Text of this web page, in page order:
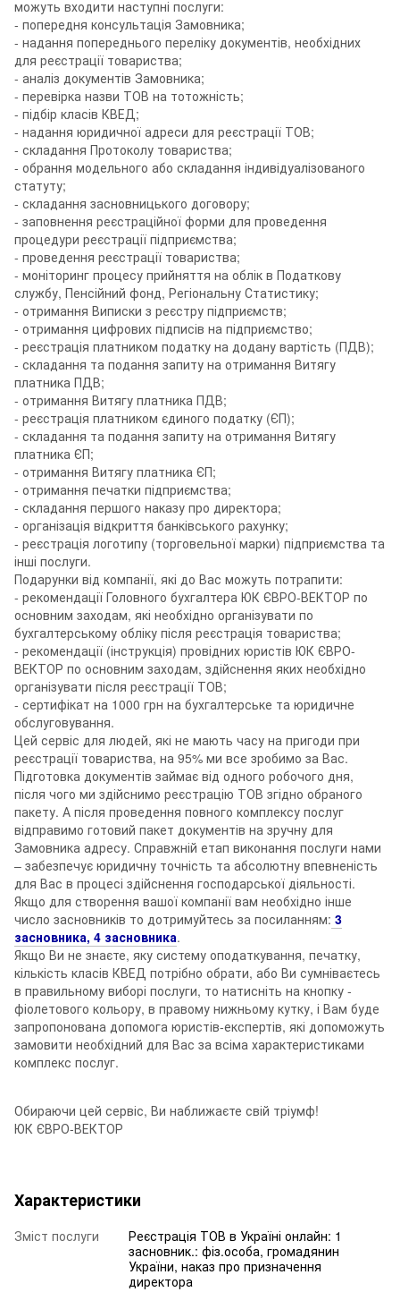
можуть входити наступні послуги:
- попередня консультація Замовника;
- надання попереднього переліку документів, необхідних
для реєстрації товариства;
- аналіз документів Замовника;
- перевірка назви ТОВ на тотожність;
- підбір класів КВЕД;
- надання юридичної адреси для реєстрації ТОВ;
- складання Протоколу товариства;
- обрання модельного або складання індивідуалізованого
статуту;
- складання засновницького договору;
- заповнення реєстраційної форми для проведення
процедури реєстрації підприємства;
- проведення реєстрації товариства;
- моніторинг процесу прийняття на облік в Податкову
службу, Пенсійний фонд, Регіональну Статистику;
- отримання Виписки з реєстру підприємств;
- отримання цифрових підписів на підприємство;
- реєстрація платником податку на додану вартість (ПДВ);
- складання та подання запиту на отримання Витягу
платника ПДВ;
- отримання Витягу платника ПДВ;
- реєстрація платником єдиного податку (ЄП);
- складання та подання запиту на отримання Витягу
платника ЄП;
- отримання Витягу платника ЄП;
- отримання печатки підприємства;
- складання першого наказу про директора;
- організація відкриття банківського рахунку;
- реєстрація логотипу (торговельної марки) підприємства та
інші послуги.
Подарунки від компанії, які до Вас можуть потрапити:
- рекомендації Головного бухгалтера ЮК ЄВРО-ВЕКТОР по
основним заходам, які необхідно організувати по
бухгалтерському обліку після реєстрація товариства;
- рекомендації (інструкція) провідних юристів ЮК ЄВРО-
ВЕКТОР по основним заходам, здійснення яких необхідно
організувати після реєстрації ТОВ;
- сертифікат на 1000 грн на бухгалтерське та юридичне
обслуговування.
Цей сервіс для людей, які не мають часу на пригоди при
реєстрації товариства, на 95% ми все зробимо за Вас.
Підготовка документів займає від одного робочого дня,
після чого ми здійснимо реєстрацію ТОВ згідно обраного
пакету. А після проведення повного комплексу послуг
відправимо готовий пакет документів на зручну для
Замовника адресу. Справжній етап виконання послуги нами
– забезпечує юридичну точність та абсолютну впевненість
для Вас в процесі здійснення господарської діяльності.
Якщо для створення вашої компанії вам необхідно інше
число засновників то дотримуйтесь за посиланням: 3
засновника, 4 засновника.
Якщо Ви не знаєте, яку систему оподаткування, печатку,
кількість класів КВЕД потрібно обрати, або Ви сумніваєтесь
в правильному виборі послуги, то натисніть на кнопку -
фіолетового кольору, в правому нижньому кутку, і Вам буде
запропонована допомога юристів-експертів, які допоможуть
замовити необхідний для Вас за всіма характеристиками
комплекс послуг.
Обираючи цей сервіс, Ви наближаєте свій тріумф!
ЮК ЄВРО-ВЕКТОР
Характеристики
Зміст послуги
Реєстрація ТОВ в Україні онлайн: 1
засновник.: фіз.особа, громадянин
України, наказ про призначення
директора